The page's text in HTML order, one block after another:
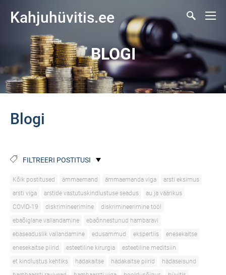
Kahjuhüvitis.ee
BLOGI
Blogi
FILTREERI POSTITUSI
Kõik postitused ämmaemand ämmaemanda viga
arsti eksimus
arsti viga
arstide vastutuskindlustuse seadus
au ja väärikus
COVID-19
diskrimineerimine
diskrimineerimine tööl
ebaõiglane vallandamine
ebaõnnestunud hambaravi
ebaseaduslik vallandamine
edusammud ekspertiis
enesekaitse
enesekaitse piirid
esteetiline kirurgia
esteetiline meditsiin
et kindlustus kehtiks
hädakaitse hädakaitse piirid
hädaseisund